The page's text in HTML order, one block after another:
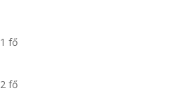
1 fő
2 fő